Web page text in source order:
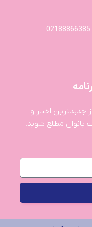
جدیدترین اخبار و
بانوان مطلع شوید.